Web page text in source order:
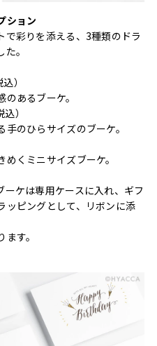
ション
彩りを添える、3種類のドラ
。
）
あるブーケ。
）
のひらサイズのブーケ。
くミニサイズブーケ。
ケは専用ケースに入れ、ギフ
ッピングとして、リボンに添
す。